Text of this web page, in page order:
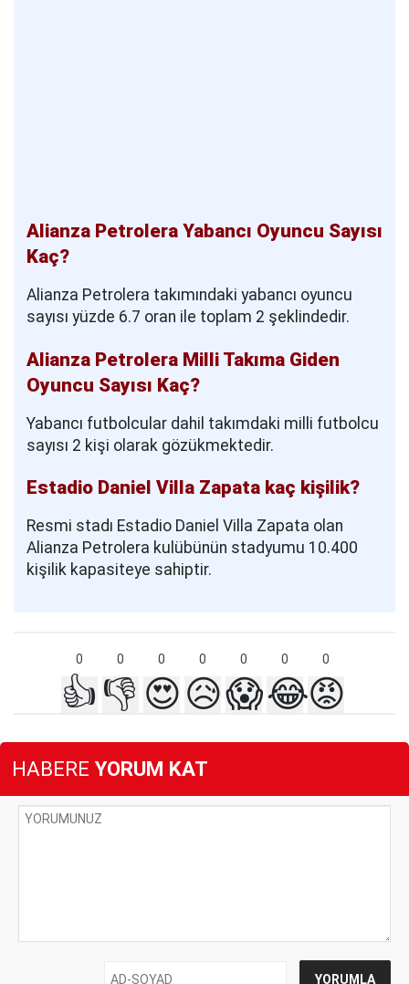
Alianza Petrolera Yabancı Oyuncu Sayısı
Kaç?
Alianza Petrolera takımındaki yabancı oyuncu
sayısı yüzde 6.7 oran ile toplam 2 şeklindedir.
Alianza Petrolera Milli Takıma Giden
Oyuncu Sayısı Kaç?
Yabancı futbolcular dahil takımdaki milli futbolcu
sayısı 2 kişi olarak gözükmektedir.
Estadio Daniel Villa Zapata kaç kişilik?
Resmi stadı Estadio Daniel Villa Zapata olan
Alianza Petrolera kulübünün stadyumu 10.400
kişilik kapasiteye sahiptir.
0 0 0 0 0 0 0
👍 👎 😍😥😱😂😡
HABERE YORUM KAT